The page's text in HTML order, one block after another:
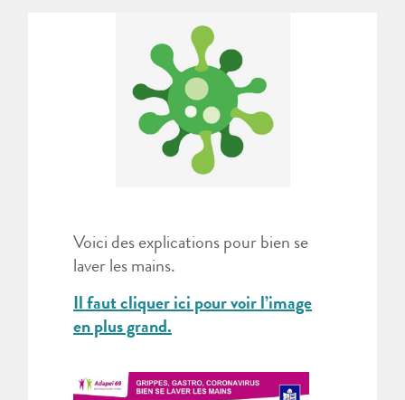
Voici des explications pour bien se
laver les mains.
Il faut cliquer ici pour voir l’image
en plus grand.